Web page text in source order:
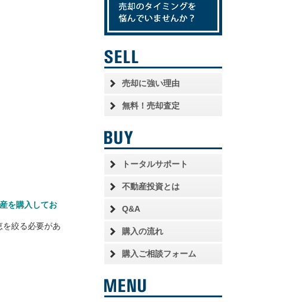
を購入してお
絞る必要があ
売却に強い理由
無料！売却査定
トータルサポート
不動産投資とは
Q&A
購入の流れ
購入ご相談フォーム